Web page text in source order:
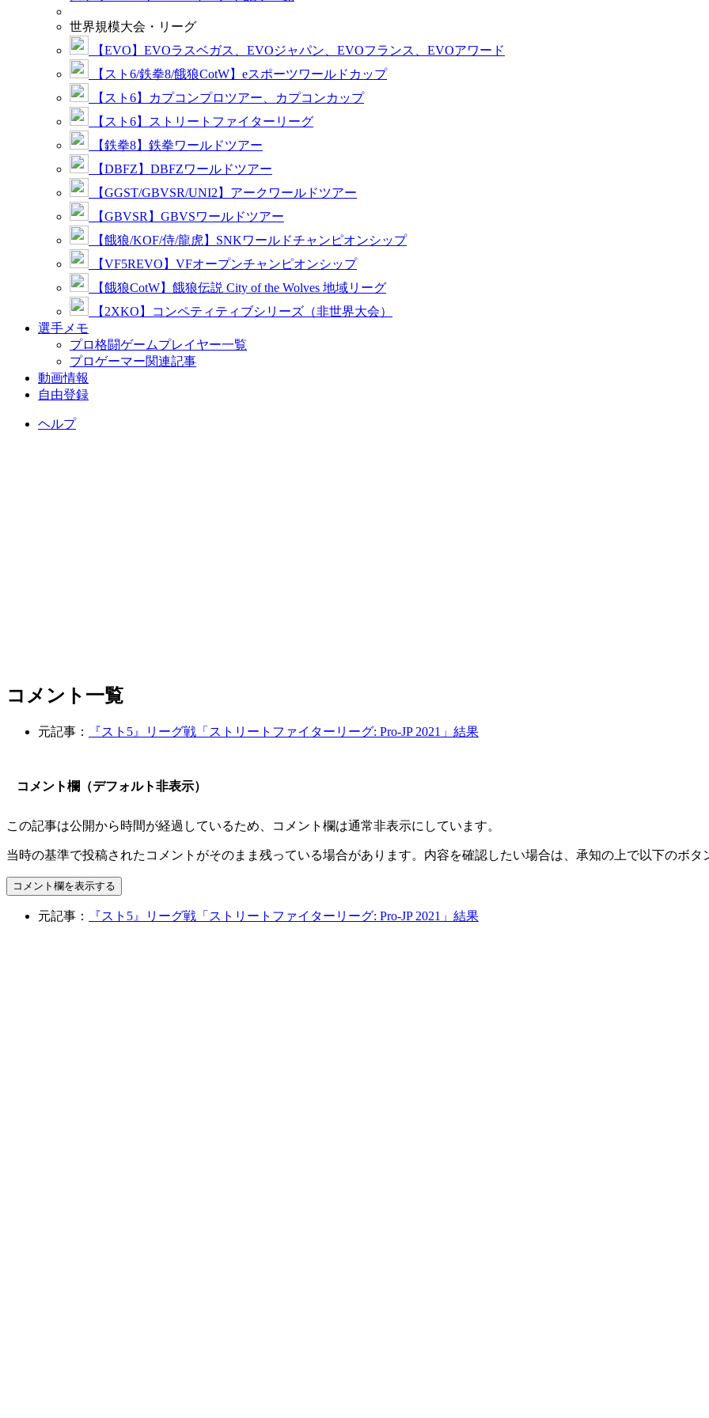
世界規模大会・リーグ
【EVO】EVOラスベガス、EVOジャパン、EVOフランス、EVOアワード
【スト6/鉄拳8/餓狼CotW】eスポーツワールドカップ
【スト6】カプコンプロツアー、カプコンカップ
【スト6】ストリートファイターリーグ
【鉄拳8】鉄拳ワールドツアー
【DBFZ】DBFZワールドツアー
【GGST/GBVSR/UNI2】アークワールドツアー
【GBVSR】GBVSワールドツアー
【餓狼/KOF/侍/龍虎】SNKワールドチャンピオンシップ
【VF5REVO】VFオープンチャンピオンシップ
【餓狼CotW】餓狼伝説 City of the Wolves 地域リーグ
【2XKO】コンペティティブシリーズ（非世界大会）
選手メモ
プロ格闘ゲームプレイヤー一覧
プロゲーマー関連記事
動画情報
自由登録
ヘルプ
コメント一覧
元記事： 『スト5』リーグ戦「ストリートファイターリーグ: Pro-JP 2021」結果
コメント欄（デフォルト非表示）
この記事は公開から時間が経過しているため、コメント欄は通常非表示にしています。
当時の基準で投稿されたコメントがそのまま残っている場合があります。内容を確認したい場合は、承知の上で以下のボタ
コメント欄を表示する
元記事： 『スト5』リーグ戦「ストリートファイターリーグ: Pro-JP 2021」結果